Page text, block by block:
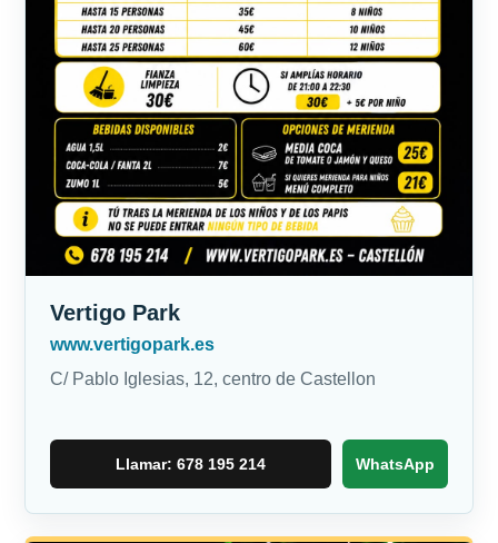
Vertigo Park
www.vertigopark.es
C/ Pablo Iglesias, 12, centro de Castellon
Llamar: 678 195 214 WhatsApp